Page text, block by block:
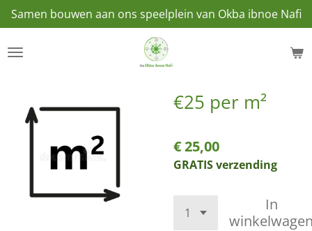
Ga
direct
naar
Samen bouwen aan ons speelplein van Okba ibnoe Nafi
€25 per m²
€ 25,00
GRATIS verzending
In